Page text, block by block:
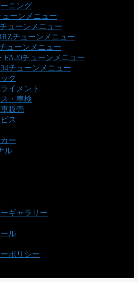
ニング
ューンメニュー
ューンメニュー
チューンメニュー
ューンメニュー
FA20チューンメニュー
チューンメニュー
ク
イメント
・車検
販売
ス
ー
ル
ギャラリー
ル
ポリシー